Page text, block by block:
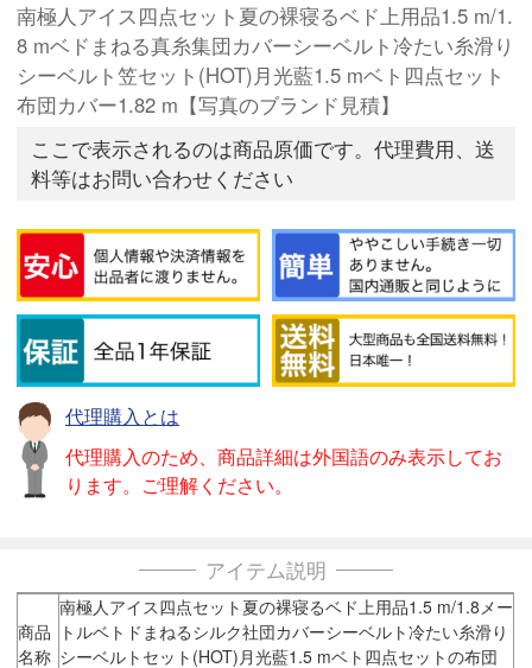
南極人アイス四点セット夏の裸寝るベド上用品1.5 m/1.
8 mベドまねる真糸集団カバーシーベルト冷たい糸滑り
シーベルト笠セット(HOT)月光藍1.5 mベト四点セット
布団カバー1.82 m【写真のブランド見積】
ここで表示されるのは商品原価です。代理費用、送
料等はお問い合わせください
代理購入とは
代理購入のため、商品詳細は外国語のみ表示してお
ります。ご理解ください。
アイテム説明
商品
名称
南極人アイス四点セット夏の裸寝るベド上用品1.5 m/1.8メー
トルベトドまねるシルク社団カバーシーベルト冷たい糸滑り
シーベルトセット(HOT)月光藍1.5 mベト四点セットの布団